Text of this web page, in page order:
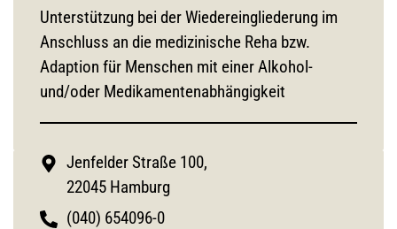
Unterstützung bei der Wiedereingliederung im
Anschluss an die medizinische Reha bzw.
Adaption für Menschen mit einer Alkohol-
und/oder Medikamentenabhängigkeit
Jenfelder Straße 100,
22045 Hamburg
(040) 654096-0